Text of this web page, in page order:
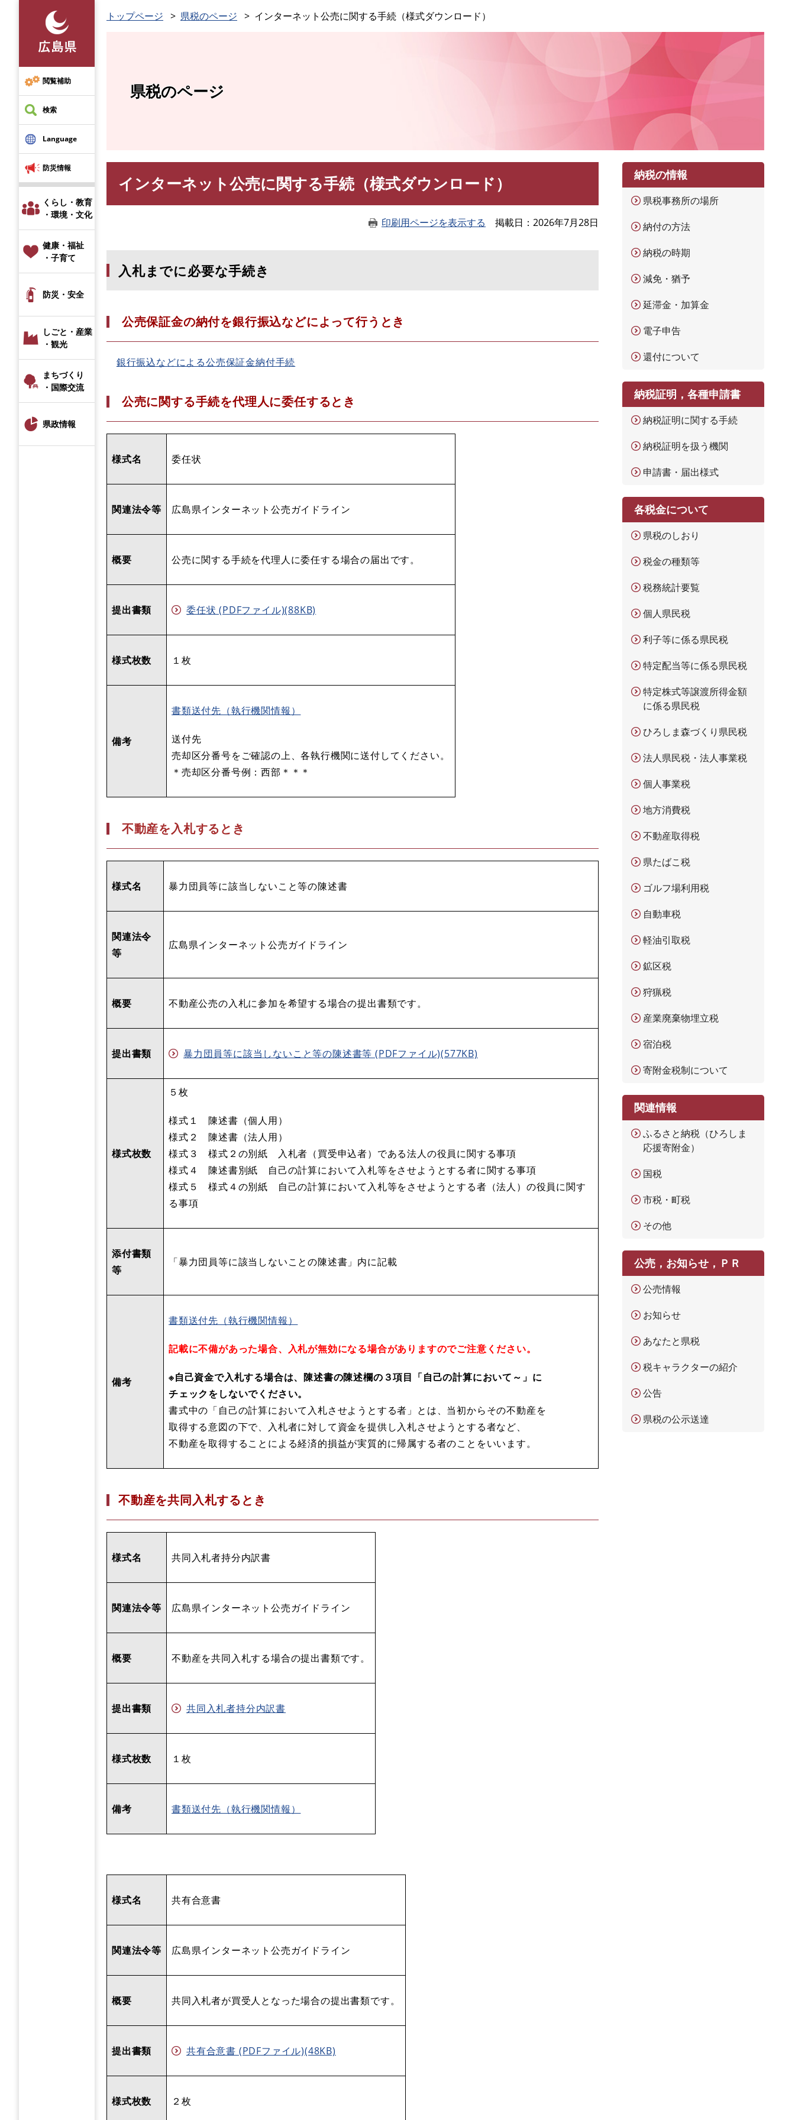
先
頭
で
す
閲覧補助
検索
Language
防災情報
くらし・教育
・環境・文化
健康・福祉
・子育て
防災・安全
しごと・産業
・観光
まちづくり
・国際交流
県政情報
トップページ 県税のページ インターネット公売に関する手続（様式ダウンロード）
県税のページ
インターネット公売に関する手続（様式ダウンロード）
印刷用ページを表示する 掲載日 2026年7月28日
入札までに必要な手続き
公売保証金の納付を銀行振込などによって行うとき
銀行振込などによる公売保証金納付手続
公売に関する手続を代理人に委任するとき
様式名 委任状
関連法令等 広島県インターネット公売ガイドライン
概要 公売に関する手続を代理人に委任する場合の届出です。
提出書類 委任状 (PDFファイル)(88KB)
様式枚数 １枚
備考
書類送付先（執行機関情報）
送付先
売却区分番号をご確認の上、各執行機関に送付してください。
＊売却区分番号例：西部＊＊＊
不動産を入札するとき
様式名 暴力団員等に該当しないこと等の陳述書
関連法令
等
広島県インターネット公売ガイドライン
概要 不動産公売の入札に参加を希望する場合の提出書類です。
提出書類 暴力団員等に該当しないこと等の陳述書等 (PDFファイル)(577KB)
様式枚数
５枚
様式１ 陳述書（個人用）
様式２ 陳述書（法人用）
様式３ 様式２の別紙 入札者（買受申込者）である法人の役員に関する事項
様式４ 陳述書別紙 自己の計算において入札等をさせようとする者に関する事項
様式５ 様式４の別紙 自己の計算において入札等をさせようとする者（法人）の役員に関す
る事項
添付書類
等
「暴力団員等に該当しないことの陳述書」内に記載
備考
書類送付先（執行機関情報）
記載に不備があった場合、入札が無効になる場合がありますのでご注意ください。
※自己資金で入札する場合は、陳述書の陳述欄の３項目「自己の計算において～」に
チェックをしないでください。
書式中の「自己の計算において入札させようとする者」とは、当初からその不動産を
取得する意図の下で、入札者に対して資金を提供し入札させようとする者など、
不動産を取得することによる経済的損益が実質的に帰属する者のことをいいます。
不動産を共同入札するとき
様式名 共同入札者持分内訳書
関連法令等 広島県インターネット公売ガイドライン
概要 不動産を共同入札する場合の提出書類です。
提出書類 共同入札者持分内訳書
様式枚数 １枚
備考 書類送付先（執行機関情報）
様式名 共有合意書
関連法令等 広島県インターネット公売ガイドライン
概要 共同入札者が買受人となった場合の提出書類です。
提出書類 共有合意書 (PDFファイル)(48KB)
様式枚数 ２枚
納税の情報
県税事務所の場所
納付の方法
納税の時期
減免・猶予
延滞金・加算金
電子申告
還付について
納税証明，各種申請書
納税証明に関する手続
納税証明を扱う機関
申請書・届出様式
各税金について
県税のしおり
税金の種類等
税務統計要覧
個人県民税
利子等に係る県民税
特定配当等に係る県民税
特定株式等譲渡所得金額
に係る県民税
ひろしま森づくり県民税
法人県民税・法人事業税
個人事業税
地方消費税
不動産取得税
県たばこ税
ゴルフ場利用税
自動車税
軽油引取税
鉱区税
狩猟税
産業廃棄物埋立税
宿泊税
寄附金税制について
関連情報
ふるさと納税（ひろしま
応援寄附金）
国税
市税・町税
その他
公売，お知らせ，ＰＲ
公売情報
お知らせ
あなたと県税
税キャラクターの紹介
公告
県税の公示送達